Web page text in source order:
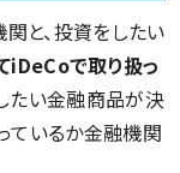
と、投資をしたい
iDeCoで取り扱っ
たい金融商品が決
ているか金融機関